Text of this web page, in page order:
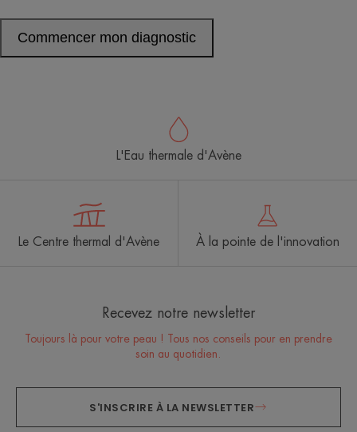
L'Eau thermale d'Avène
Le Centre thermal d'Avène À la pointe de l'innovation
Recevez notre newsletter
Toujours là pour votre peau ! Tous nos conseils pour en prendre
soin au quotidien.
S'INSCRIRE À LA NEWSLETTER